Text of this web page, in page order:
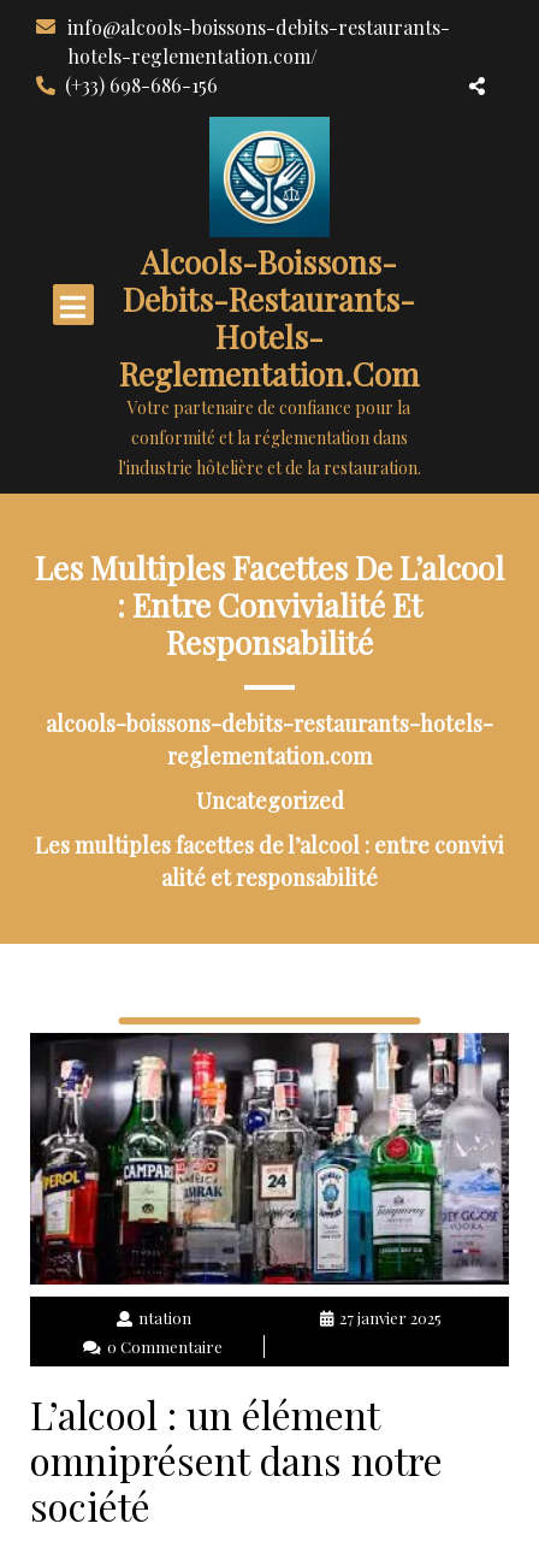
contenu
info@alcools-boissons-debits-restaurants-
hotels-reglementation.com/
(+33) 698-686-156
Alcools-Boissons-
Debits-Restaurants-
Hotels-
Reglementation.com
Votre partenaire de confiance pour la
conformité et la réglementation dans
l'industrie hôtelière et de la restauration.
Les Multiples Facettes De L’alcool
: Entre Convivialité Et
Responsabilité
alcools-boissons-debits-restaurants-hotels-
reglementation.com
Uncategorized
Les multiples facettes de l’alcool : entre convivi
alité et responsabilité
ntation
27 janvier 2025
0 Commentaire
L’alcool : un élément
omniprésent dans notre
société